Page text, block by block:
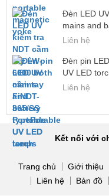
Đèn LED
mains and
Liên hệ
Đèn pin
UV LED
Liên hệ
Kết nối với
Trang chủ Giới thiệu
Liên hệ
Bản đồ